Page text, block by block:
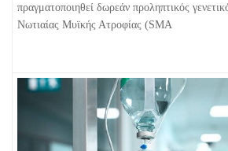
πραγματοποιηθεί δωρεάν προληπτικός
Νωτιαίας Μυϊκής Ατροφίας (SMA